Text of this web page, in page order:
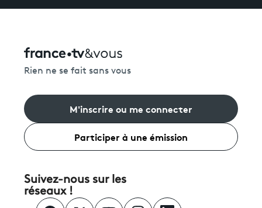
Rien ne se fait sans vous
M'inscrire ou me connecter
Participer à une émission
Suivez-nous sur les
réseaux !